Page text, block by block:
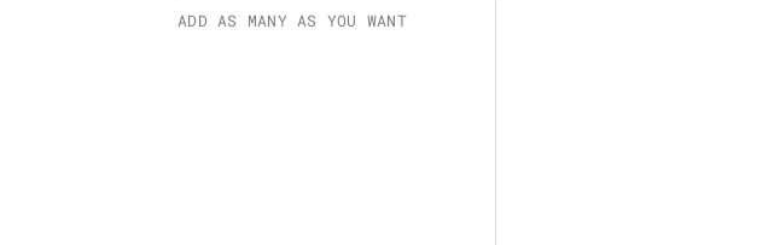
ADD AS MANY AS YOU WANT